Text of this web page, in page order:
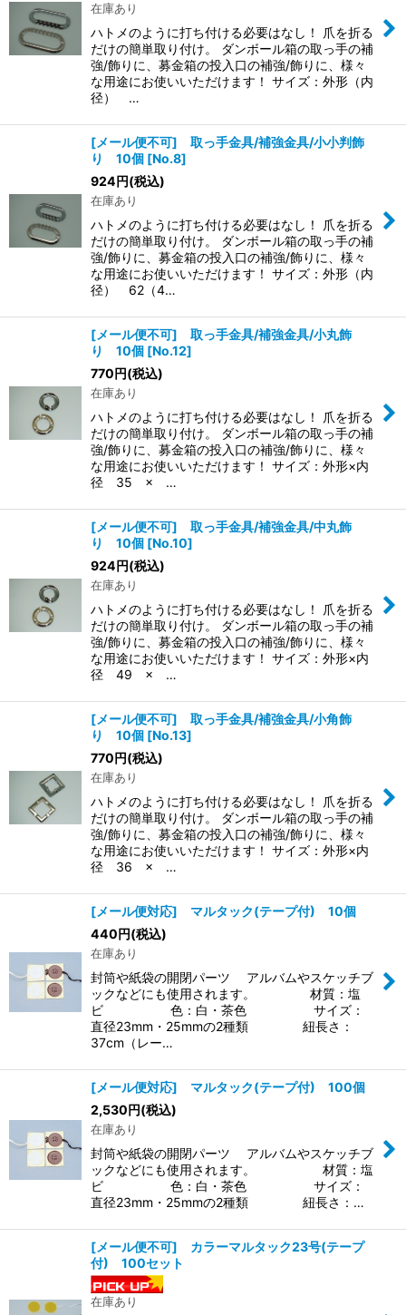
在庫あり
ハトメのように打ち付ける必要はなし！ 爪を折る
だけの簡単取り付け。 ダンボール箱の取っ手の補
強/飾りに、募金箱の投入口の補強/飾りに、様々
な用途にお使いいただけます！ サイズ：外形（内
径） …
[メール便不可] 取っ手金具/補強金具/小小判飾
り 10個 [No.8]
924円(税込)
在庫あり
ハトメのように打ち付ける必要はなし！ 爪を折る
だけの簡単取り付け。 ダンボール箱の取っ手の補
強/飾りに、募金箱の投入口の補強/飾りに、様々
な用途にお使いいただけます！ サイズ：外形（内
径） 62（4…
[メール便不可] 取っ手金具/補強金具/小丸飾
り 10個 [No.12]
770円(税込)
在庫あり
ハトメのように打ち付ける必要はなし！ 爪を折る
だけの簡単取り付け。 ダンボール箱の取っ手の補
強/飾りに、募金箱の投入口の補強/飾りに、様々
な用途にお使いいただけます！ サイズ：外形×内
径 35 × …
[メール便不可] 取っ手金具/補強金具/中丸飾
り 10個 [No.10]
924円(税込)
在庫あり
ハトメのように打ち付ける必要はなし！ 爪を折る
だけの簡単取り付け。 ダンボール箱の取っ手の補
強/飾りに、募金箱の投入口の補強/飾りに、様々
な用途にお使いいただけます！ サイズ：外形×内
径 49 × …
[メール便不可] 取っ手金具/補強金具/小角飾
り 10個 [No.13]
770円(税込)
在庫あり
ハトメのように打ち付ける必要はなし！ 爪を折る
だけの簡単取り付け。 ダンボール箱の取っ手の補
強/飾りに、募金箱の投入口の補強/飾りに、様々
な用途にお使いいただけます！ サイズ：外形×内
径 36 × …
[メール便対応] マルタック(テープ付) 10個
440円(税込)
在庫あり
封筒や紙袋の開閉パーツ アルバムやスケッチブ
ックなどにも使用されます。 材質：塩
ビ 色：白・茶色 サイズ：
直径23mm・25mmの2種類 紐長さ：
37cm（レー…
[メール便対応] マルタック(テープ付) 100個
2,530円(税込)
在庫あり
封筒や紙袋の開閉パーツ アルバムやスケッチブ
ックなどにも使用されます。 材質：塩
ビ 色：白・茶色 サイズ：
直径23mm・25mmの2種類 紐長さ：…
[メール便不可] カラーマルタック23号(テープ
付) 100セット
在庫あり